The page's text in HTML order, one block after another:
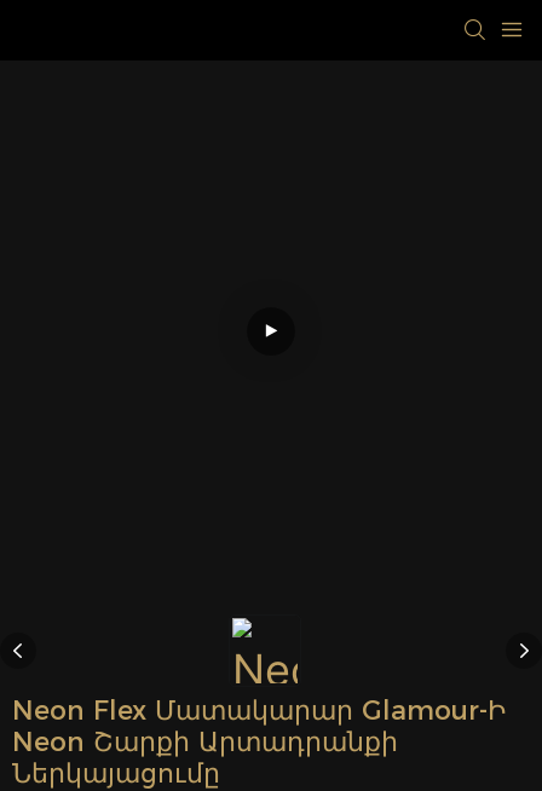
Neon Flex Մատակարար Glamour-Ի
Neon Շարքի Արտադրանքի
Ներկայացումը